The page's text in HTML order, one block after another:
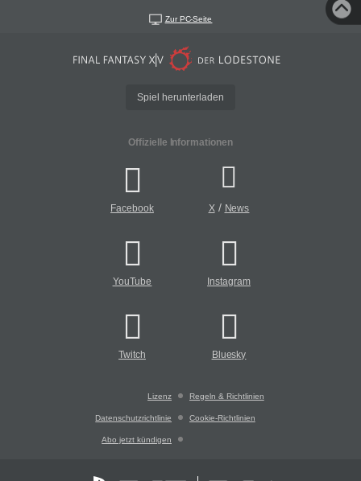
Zur PC-Seite
Spiel herunterladen
Offizielle Informationen
Facebook X/ News
YouTube Instagram
Twitch Bluesky
Lizenz Regeln & Richtlinien
Datenschutzrichtlinie Cookie-Richtlinien
Abo jetzt kündigen